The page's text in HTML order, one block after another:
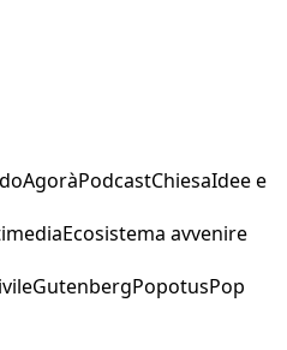
AgoràPodcastChiesaIdee e
Ecosistema avvenire
GutenbergPopotusPop